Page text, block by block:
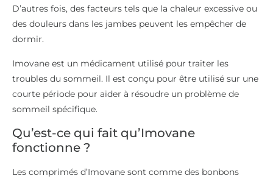
D’autres fois, des facteurs tels que la chaleur excessive ou
des douleurs dans les jambes peuvent les empêcher de
dormir.
Imovane est un médicament utilisé pour traiter les
troubles du sommeil. Il est conçu pour être utilisé sur une
courte période pour aider à résoudre un problème de
sommeil spécifique.
Qu’est-ce qui fait qu’Imovane
fonctionne ?
Les comprimés d’Imovane sont comme des bonbons